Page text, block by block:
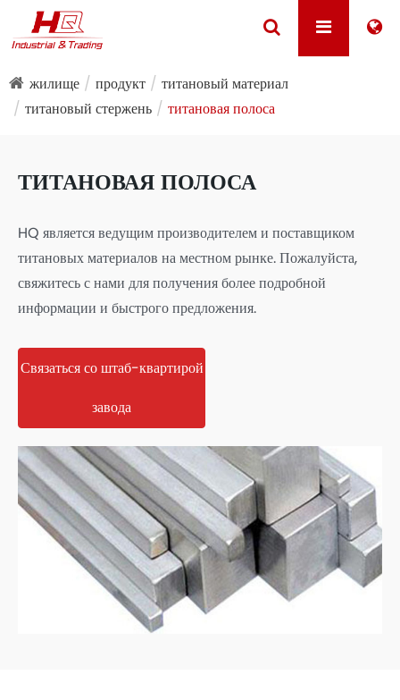
жилище продукт
титановый материал
титановый стержень
титановая полоса
ТИТАНОВАЯ ПОЛОСА
HQ является ведущим производителем и поставщиком
титановых материалов на местном рынке. Пожалуйста,
свяжитесь с нами для получения более подробной
информации и быстрого предложения.
Связаться со штаб-квартирой
завода